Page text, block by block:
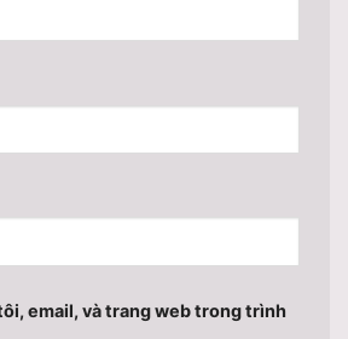
email, và trang web trong trình